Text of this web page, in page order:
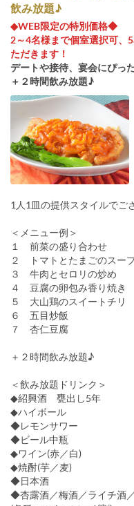
飲み放題♪
◆WEB限定の特別価格◆
2～4名様まで個室選択可、
ただきます！
デートや接待、宴会にぴっ
＋２時間飲み放題♪
1人1皿の提供スタイルでご
＜メニュー例＞
１ 前菜の盛り合わせ
２ トマトとたまごのスー
３ 牛肉とセロリの炒め
４ 豆腐の卵包み香り焼き
５ 大山鶏のスイートチリ
６ 五目炒飯
７ 杏仁豆腐
＋２時間飲み放題♪
＜飲み放題ドリンク＞
◆紹興酒 甕出し5年
◆ハイボール
◆レモンサワー
◆ビール中瓶
◆ワイン(赤／白)
◆焼酎(芋／麦)
◆日本酒
◆杏露酒／梅酒／ライチ酒